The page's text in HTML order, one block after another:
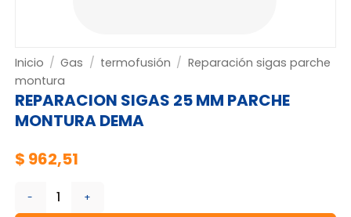
Inicio / Gas / termofusión / Reparación sigas parche
montura
REPARACION SIGAS 25 MM PARCHE
MONTURA DEMA
$ 962,51
REPARACION SIGAS 25 MM PARCHE MONTURA DEMA